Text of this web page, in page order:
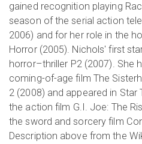
gained recognition playing
season of the serial action
2006) and for her role in the
Horror (2005). Nichols' first
horror–thriller P2 (2007). She
coming-of-age film The
2 (2008) and appeared in Star
the action film G.I. Joe: The
the sword and sorcery film
Description above from the